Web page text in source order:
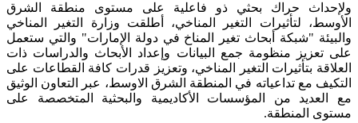
ولإحداث حراك بحثي ذو فاعلية على مستوى منطقة الشرق
الأوسط، لتأثيرات التغير المناخي، أطلقت وزارة التغير المناخي
والبيئة "شبكة أبحاث تغير المناخ في دولة الإمارات" والتي ستعمل
على تعزيز منظومة جمع البيانات وإعداد الأبحاث والدراسات ذات
العلاقة بتأثيرات التغير المناخي، وتعزيز قدرات كافة القطاعات على
التكيف مع تداعياته في المنطقة الشرق الاوسط، عبر التعاون الوثيق
مع العديد من المؤسسات الأكاديمية والبحثية المتخصصة على
مستوى المنطقة.